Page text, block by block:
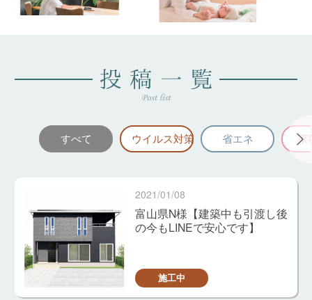
すべて ウイルス対策 省エネ 家
2021/01/08
富山県N様【建築中も引渡し後
の今もLINEで安心です】
施工中